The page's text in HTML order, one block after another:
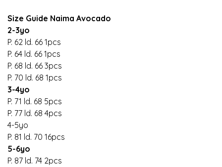
Size Guide Naima Avocado
2-3yo
P. 62 ld. 66 1pcs
P. 64 ld. 66 1pcs
P. 68 ld. 66 3pcs
P. 70 ld. 68 1pcs
3-4yo
P. 71 ld. 68 5pcs
P. 77 ld. 68 4pcs
4-5yo
P. 81 ld. 70 16pcs
5-6yo
P. 87 ld. 74 2pcs